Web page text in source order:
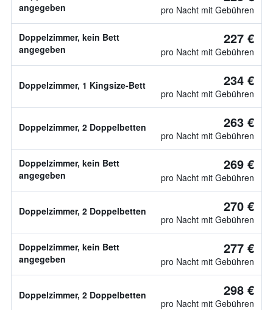
angegeben
pro Nacht mit Gebühren
Doppelzimmer, kein Bett
angegeben
227 €
pro Nacht mit Gebühren
Doppelzimmer, 1 Kingsize-Bett 234 €
pro Nacht mit Gebühren
Doppelzimmer, 2 Doppelbetten 263 €
pro Nacht mit Gebühren
Doppelzimmer, kein Bett
angegeben
269 €
pro Nacht mit Gebühren
Doppelzimmer, 2 Doppelbetten 270 €
pro Nacht mit Gebühren
Doppelzimmer, kein Bett
angegeben
277 €
pro Nacht mit Gebühren
Doppelzimmer, 2 Doppelbetten 298 €
pro Nacht mit Gebühren